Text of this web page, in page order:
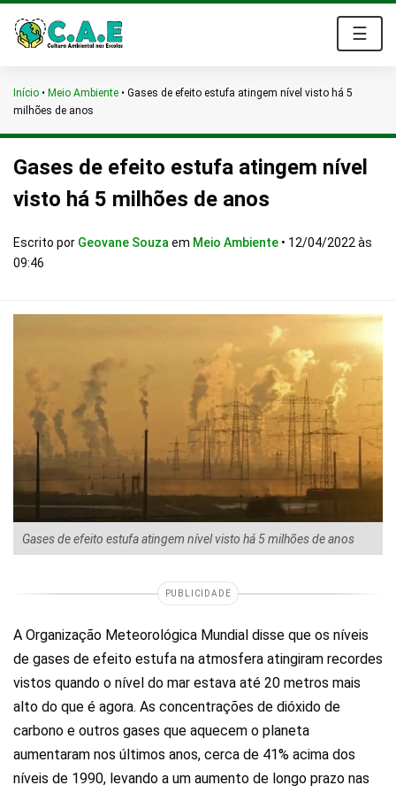
☰
Início • Meio Ambiente • Gases de efeito estufa atingem nível visto há 5
milhões de anos
Gases de efeito estufa atingem nível
visto há 5 milhões de anos
Escrito por Geovane Souza em Meio Ambiente • 12/04/2022 às
09:46
Gases de efeito estufa atingem nível visto há 5 milhões de anos
PUBLICIDADE
A Organização Meteorológica Mundial disse que os níveis
de gases de efeito estufa na atmosfera atingiram recordes
vistos quando o nível do mar estava até 20 metros mais
alto do que é agora. As concentrações de dióxido de
carbono e outros gases que aquecem o planeta
aumentaram nos últimos anos, cerca de 41% acima dos
níveis de 1990, levando a um aumento de longo prazo nas